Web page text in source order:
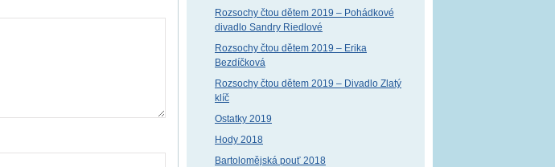
Rozsochy čtou dětem 2019 – Pohádkové
divadlo Sandry Riedlové
Rozsochy čtou dětem 2019 – Erika
Bezdíčková
Rozsochy čtou dětem 2019 – Divadlo Zlatý
klíč
Ostatky 2019
Hody 2018
Bartolomějská pouť 2018